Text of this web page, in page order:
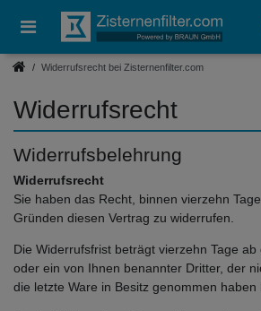
Widerrufsrecht bei Zisternenfilter.com
Widerrufsrecht
Widerrufsbelehrung
Widerrufsrecht
Sie haben das Recht, binnen vierzehn
Gründen diesen Vertrag zu widerrufen.
Die Widerrufsfrist beträgt vierzehn Tage ab
oder ein von Ihnen benannter Dritter, der
die letzte Ware in Besitz genommen haben